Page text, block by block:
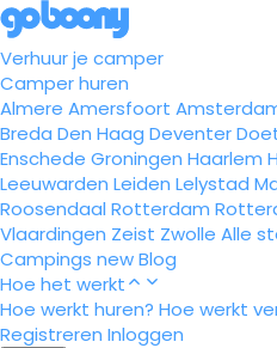
Verhuur je camper
Camper huren
Almere Amersfoort
Breda Den Haag Deventer
Enschede Groningen Haarlem
Leeuwarden Leiden Lelystad
Roosendaal Rotterdam
Vlaardingen Zeist Zwolle Alle
Campings newBlog
Hoe het werkt
Hoe werkt huren? Hoe werkt
Registreren Inloggen